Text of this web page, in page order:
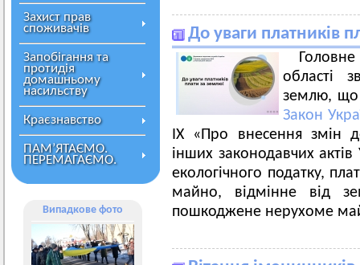
Захист прав
споживачів
Запобігання та
протидія
домашньому
насильству
Краєзнавство
ПАМ’ЯТАЄМО.
ПЕРЕМАГАЄМО.
Випадкове фото
До уваги платників
області
землю, що
Закон
ІХ «Про внесення змін
інших законодавчих
екологічного податку,
майно, відмінне від
пошкоджене нерухоме